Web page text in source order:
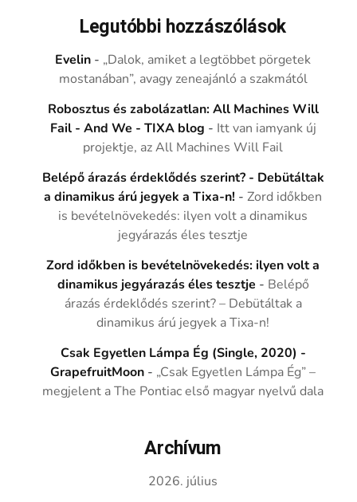
Legutóbbi hozzászólások
Evelin - „Dalok, amiket a legtöbbet pörgetek
mostanában”, avagy zeneajánló a szakmától
Robosztus és zabolázatlan: All Machines Will
Fail - And We - TIXA blog - Itt van iamyank új
projektje, az All Machines Will Fail
Belépő árazás érdeklődés szerint? - Debütáltak
a dinamikus árú jegyek a Tixa-n! -Zord időkben
is bevételnövekedés: ilyen volt a dinamikus
jegyárazás éles tesztje
Zord időkben is bevételnövekedés: ilyen volt a
dinamikus jegyárazás éles tesztje - Belépő
árazás érdeklődés szerint? – Debütáltak a
dinamikus árú jegyek a Tixa-n!
Csak Egyetlen Lámpa Ég (Single, 2020) -
GrapefruitMoon - „Csak Egyetlen Lámpa Ég” –
megjelent a The Pontiac első magyar nyelvű dala
Archívum
2026. július